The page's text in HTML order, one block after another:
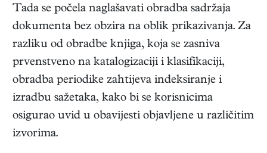
Tada se počela naglašavati obradba sadržaja
dokumenta bez obzira na oblik prikazivanja. Za
razliku od obradbe knjiga, koja se zasniva
prvenstveno na katalogizaciji i klasifikaciji,
obradba periodike zahtijeva indeksiranje i
izradbu sažetaka, kako bi se korisnicima
osigurao uvid u obavijesti objavljene u različitim
izvorima.